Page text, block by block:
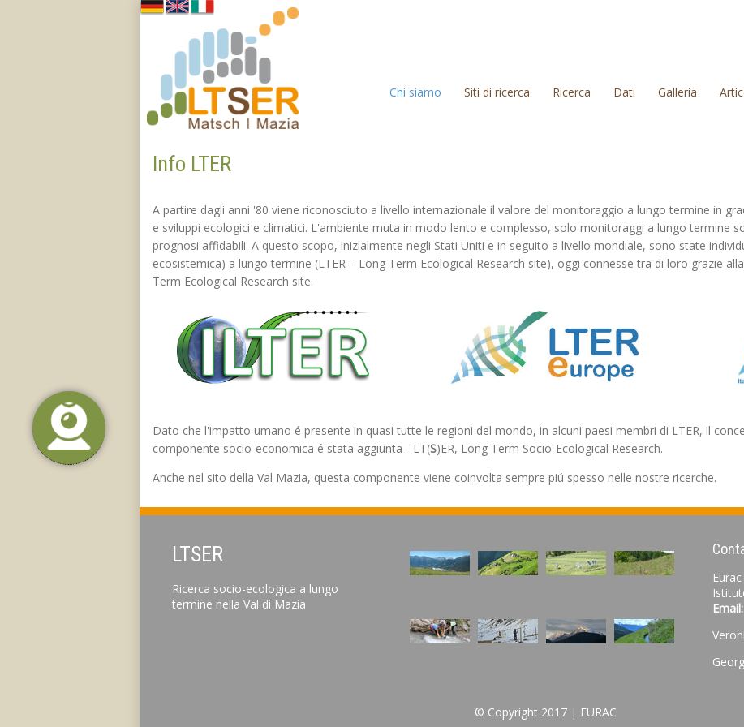
Chi siamo Siti di ricerca Ricerca Dati Galleria
Info LTER
A partire dagli anni '80 viene riconosciuto a livello internazionale il valore del monitoraggio a lungo termine in
e sviluppi ecologici e climatici. L'ambiente muta in modo lento e complesso, solo monitoraggi a lungo termine
prognosi affidabili. A questo scopo, inizialmente negli Stati Uniti e in seguito a livello mondiale, sono state
ecosistemica) a lungo termine (LTER – Long Term Ecological Research site), oggi connesse tra di loro grazie
Term Ecological Research site.
Dato che l'impatto umano é presente in quasi tutte le regioni del mondo, in alcuni paesi membri di LTER, il
componente socio-economica é stata aggiunta - LT(S)ER, Long Term Socio-Ecological Research.
Anche nel sito della Val Mazia, questa componente viene coinvolta sempre piú spesso nelle nostre ricerche.
LTSER
Ricerca socio-ecologica a lungo
termine nella Val di Mazia
Email:
© Copyright 2017 | EURAC